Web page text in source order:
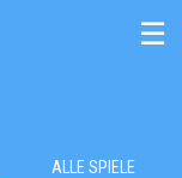
☰
ALLE SPIELE